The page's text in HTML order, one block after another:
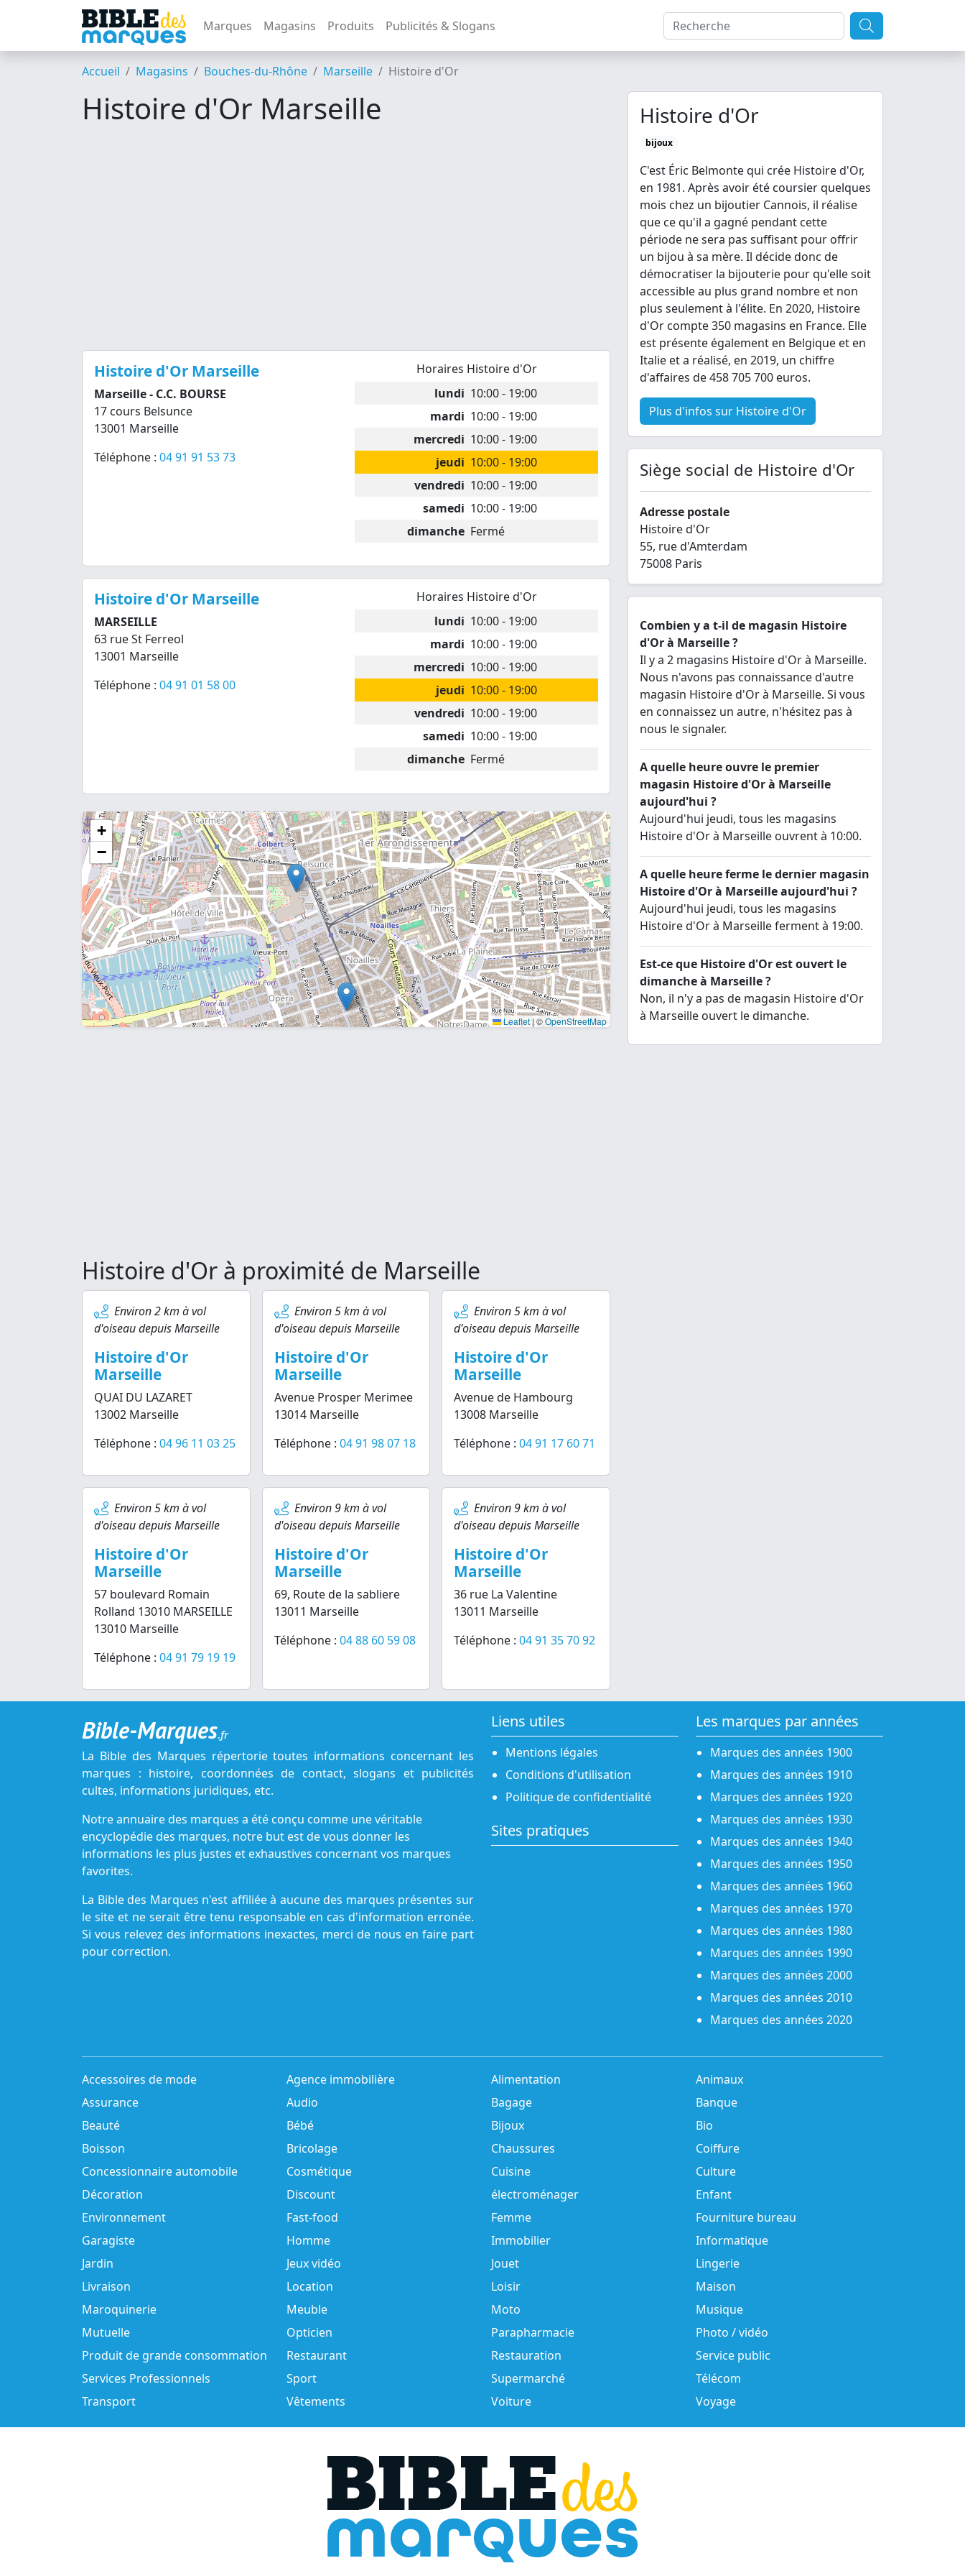
Marques Magasins Produits Publicités & Slogans
Accueil Magasins Bouches-du-Rhône Marseille Histoire d'Or
Histoire d'Or Marseille
Histoire d'Or Marseille
Marseille - C.C. BOURSE
17 cours Belsunce
13001 Marseille
Téléphone : 04 91 91 53 73
Horaires Histoire d'Or
lundi 10:00 - 19:00
mardi 10:00 - 19:00
mercredi 10:00 - 19:00
jeudi 10:00 - 19:00
vendredi 10:00 - 19:00
samedi 10:00 - 19:00
dimanche Fermé
Histoire d'Or Marseille
MARSEILLE
63 rue St Ferreol
13001 Marseille
Téléphone : 04 91 01 58 00
Horaires Histoire d'Or
lundi 10:00 - 19:00
mardi 10:00 - 19:00
mercredi 10:00 - 19:00
jeudi 10:00 - 19:00
vendredi 10:00 - 19:00
samedi 10:00 - 19:00
dimanche Fermé
+
−
Leaflet |©OpenStreetMap
Histoire d'Or à proximité de Marseille
Environ 2 km à vol
d'oiseau depuis Marseille
Histoire d'Or
Marseille
QUAI DU LAZARET
13002 Marseille
Téléphone : 04 96 11 03 25
Environ 5 km à vol
d'oiseau depuis Marseille
Histoire d'Or
Marseille
Avenue Prosper Merimee
13014 Marseille
Téléphone : 04 91 98 07 18
Environ 5 km à vol
d'oiseau depuis Marseille
Histoire d'Or
Marseille
Avenue de Hambourg
13008 Marseille
Téléphone :04 91 17 60 71
Environ 5 km à vol
d'oiseau depuis Marseille
Histoire d'Or
Marseille
57 boulevard Romain
Rolland 13010 MARSEILLE
13010 Marseille
Téléphone : 04 91 79 19 19
Environ 9 km à vol
d'oiseau depuis Marseille
Histoire d'Or
Marseille
69, Route de la sabliere
13011 Marseille
Téléphone : 04 88 60 59 08
Environ 9 km à vol
d'oiseau depuis Marseille
Histoire d'Or
Marseille
36 rue La Valentine
13011 Marseille
Téléphone :04 91 35 70 92
Histoire d'Or
bijoux
C'est Éric Belmonte qui crée Histoire d'Or,
en 1981. Après avoir été coursier quelques
mois chez un bijoutier Cannois, il réalise
que ce qu'il a gagné pendant cette
période ne sera pas suffisant pour offrir
un bijou à sa mère. Il décide donc de
démocratiser la bijouterie pour qu'elle soit
accessible au plus grand nombre et non
plus seulement à l'élite. En 2020, Histoire
d'Or compte 350 magasins en France. Elle
est présente également en Belgique et en
Italie et a réalisé, en 2019, un chiffre
d'affaires de 458 705 700 euros.
Plus d'infos sur Histoire d'Or
Siège social de Histoire d'Or
Adresse postale
Histoire d'Or
55, rue d'Amterdam
75008 Paris
Combien y a t-il de magasin Histoire
d'Or à Marseille ?
Il y a 2 magasins Histoire d'Or à Marseille.
Nous n'avons pas connaissance d'autre
magasin Histoire d'Or à Marseille. Si vous
en connaissez un autre, n'hésitez pas à
nous le signaler.
A quelle heure ouvre le premier
magasin Histoire d'Or à Marseille
aujourd'hui ?
Aujourd'hui jeudi, tous les magasins
Histoire d'Or à Marseille ouvrent à 10:00.
A quelle heure ferme le dernier magasin
Histoire d'Or à Marseille aujourd'hui ?
Aujourd'hui jeudi, tous les magasins
Histoire d'Or à Marseille ferment à 19:00.
Est-ce que Histoire d'Or est ouvert le
dimanche à Marseille ?
Non, il n'y a pas de magasin Histoire d'Or
à Marseille ouvert le dimanche.
Bible-Marques.fr
La Bible des Marques répertorie toutes informations concernant les
marques : histoire, coordonnées de contact, slogans et publicités
cultes, informations juridiques, etc.
Notre annuaire des marques a été conçu comme une véritable
encyclopédie des marques, notre but est de vous donner les
informations les plus justes et exhaustives concernant vos marques
favorites.
La Bible des Marques n'est affiliée à aucune des marques présentes sur
le site et ne serait être tenu responsable en cas d'information erronée.
Si vous relevez des informations inexactes, merci de nous en faire part
pour correction.
Liens utiles
Mentions légales
Conditions d'utilisation
Politique de confidentialité
Sites pratiques
Les marques par années
Marques des années 1900
Marques des années 1910
Marques des années 1920
Marques des années 1930
Marques des années 1940
Marques des années 1950
Marques des années 1960
Marques des années 1970
Marques des années 1980
Marques des années 1990
Marques des années 2000
Marques des années 2010
Marques des années 2020
Accessoires de mode Agence immobilière Alimentation
Animaux
Assurance
Audio Bagage
Banque
Beauté
Bébé Bijoux
Bio
Boisson
Bricolage Chaussures
Coiffure
Concessionnaire automobile
Cosmétique Cuisine
Culture
Décoration
Discount électroménager
Enfant
Environnement
Fast-food Femme
Fourniture bureau
Garagiste
Homme Immobilier
Informatique
Jardin
Jeux vidéo Jouet
Lingerie
Livraison
Location Loisir
Maison
Maroquinerie
Meuble Moto
Musique
Mutuelle
Opticien Parapharmacie
Photo / vidéo
Produit de grande consommation
Restaurant Restauration
Service public
Services Professionnels
Sport Supermarché
Télécom
Transport
Vêtements Voiture Voyage